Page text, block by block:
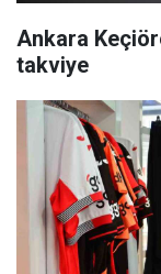
Ankara
takviye